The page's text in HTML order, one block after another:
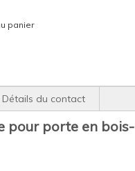
panier
Détails du contact
pour porte en bois-